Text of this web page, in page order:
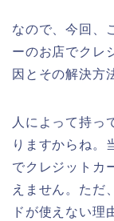
なので、今回、
ーのお店でクレ
因とその解決方
人によって持っ
りますからね。
でクレジットカ
えません。ただ
ドが使えない理